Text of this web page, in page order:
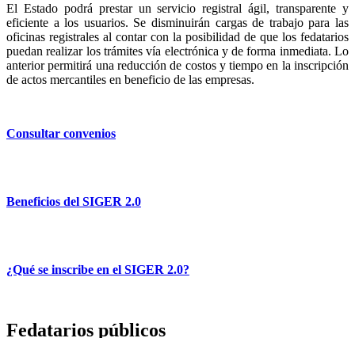
El Estado podrá prestar un servicio registral ágil, transparente y
eficiente a los usuarios. Se disminuirán cargas de trabajo para las
oficinas registrales al contar con la posibilidad de que los fedatarios
puedan realizar los trámites vía electrónica y de forma inmediata. Lo
anterior permitirá una reducción de costos y tiempo en la inscripción
de actos mercantiles en beneficio de las empresas.
Consultar convenios
Beneficios del SIGER 2.0
¿Qué se inscribe en el SIGER 2.0?
Fedatarios públicos